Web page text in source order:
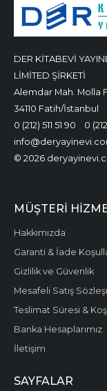
DER KİTABEVİ
LİMİTED ŞİRKETİ
Alemdar Mah. Molla
34110 Fatih/İstanbul
0 (212) 511 51 90
0
© 2026
MÜŞTERI
Hakkımızda
Garanti & İade
Gizlilik ve Güvenlik
Mesafeli Satış
Teslimat Süresi &
Banka Hesaplarımız
İletişim
SAYFALAR